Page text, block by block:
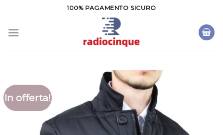
contenuti
100% PAGAMENTO SICURO
In offerta!